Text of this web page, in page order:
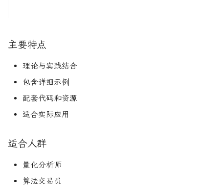
主要特点
理论与实践结合
包含详细示例
配套代码和资源
适合实际应用
适合人群
量化分析师
算法交易员